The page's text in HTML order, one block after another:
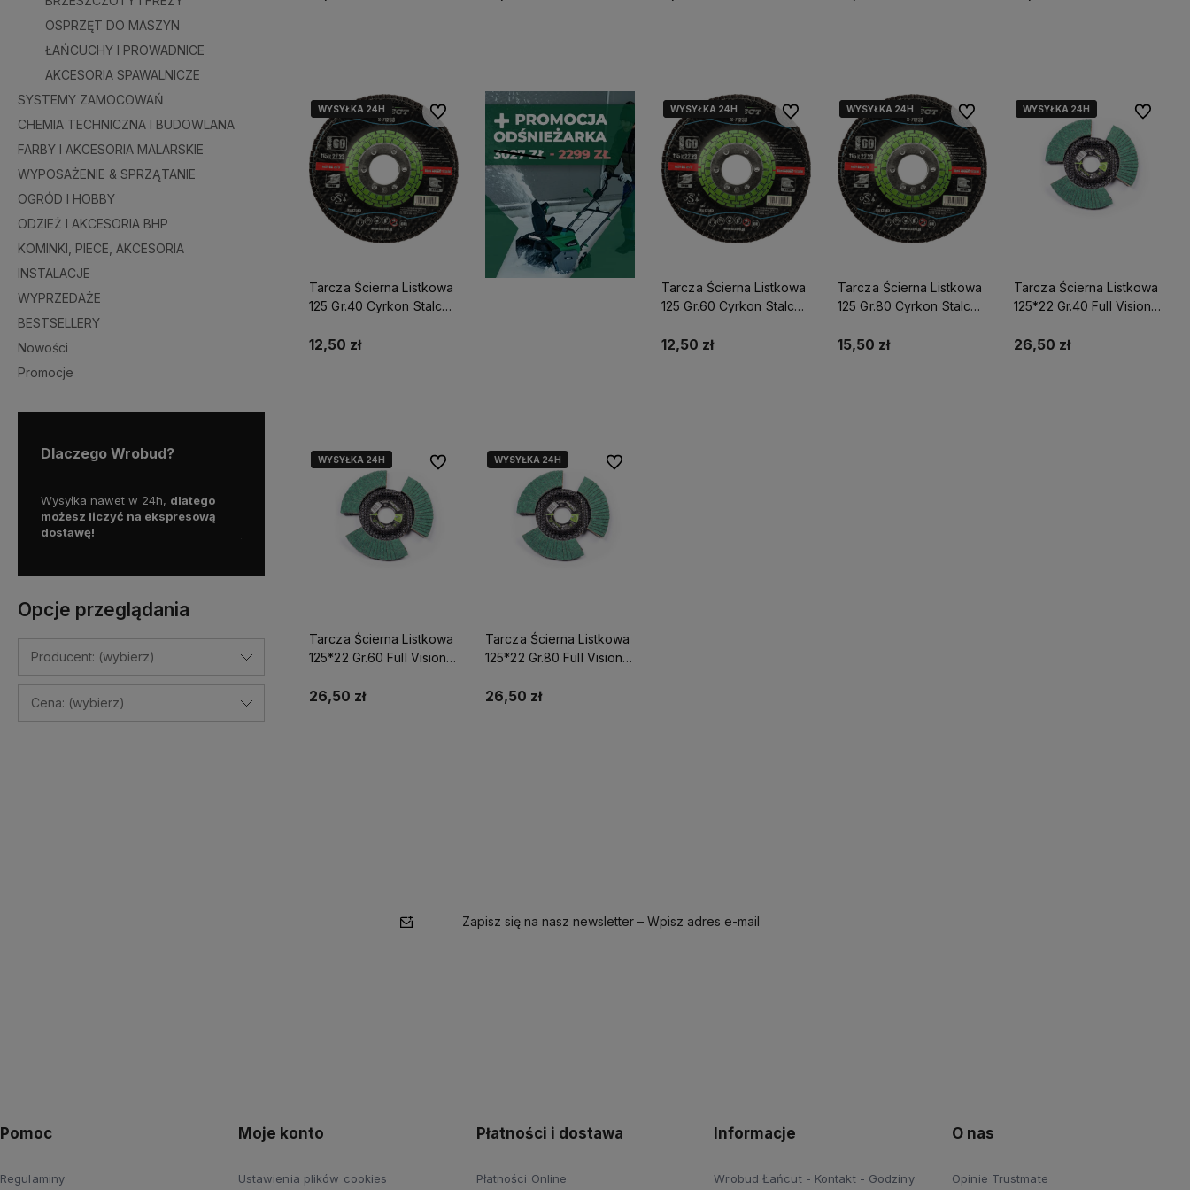
OSPRZĘT DO MASZYN
ŁAŃCUCHY I PROWADNICE
AKCESORIA SPAWALNICZE
SYSTEMY ZAMOCOWAŃ
CHEMIA TECHNICZNA I BUDOWLANA
FARBY I AKCESORIA MALARSKIE
WYPOSAŻENIE & SPRZĄTANIE
OGRÓD I HOBBY
ODZIEŻ I AKCESORIA BHP
KOMINKI, PIECE, AKCESORIA
INSTALACJE
WYPRZEDAŻE
BESTSELLERY
Nowości
Promocje
Dlaczego Wrobud?
Wysyłka nawet w 24h, dlatego
możesz liczyć na ekspresową
dostawę!
Skorzystaj z darmowej dostawy
Działamy od 1998 roku, mamy więc
26 lat doświadczenia na
polskim rynku.
Opcje przeglądania
Producent: (wybierz)
Cena: (wybierz)
WYSYŁKA 24H
WYSYŁKA 24H
Tarcza Ścierna Listkowa
125 Gr.40 Cyrkon Stalco
12,50 zł
Do ulubionych WYSYŁKA 24H
WYSYŁKA 24H
Tarcza Ścierna Listkowa
125 Gr.60 Cyrkon Stalco
12,50 zł
Do ulubionychWYSYŁKA 24H
WYSYŁKA 24H
Tarcza Ścierna Listkowa
125 Gr.80 Cyrkon Stalco
15,50 zł
Do ulubionychWYSYŁKA 24H
WYSYŁKA 24H
Tarcza Ścierna Listkowa
125*22 Gr.40 Full Vision
26,50 zł
Do
WYSYŁKA 24H
WYSYŁKA 24H
Tarcza Ścierna Listkowa
125*22 Gr.60 Full Vision
26,50 zł
Do ulubionychWYSYŁKA 24H
Tarcza Ścierna Listkowa
125*22 Gr.80 Full Vision
26,50 zł
Do ulubionych
Zapisz się na nasz newsletter – Wpisz adres e-mail
Pomoc
Regulaminy
Moje konto
Ustawienia plików cookies
Płatności i dostawa
Płatności Online
Informacje
Wrobud Łańcut - Kontakt - Godziny
O nas
Opinie Trustmate